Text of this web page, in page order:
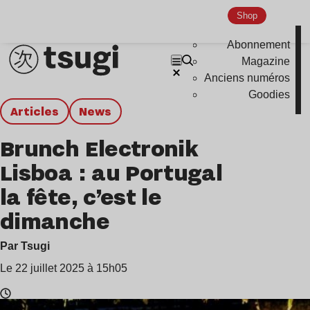
Shop
Abonnement
Magazine
Anciens numéros
Goodies
Articles news
Brunch Electronik
Lisboa : au Portugal
la fête, c’est le
dimanche
Par Tsugi
Le 22 juillet 2025 à 15h05
Temps